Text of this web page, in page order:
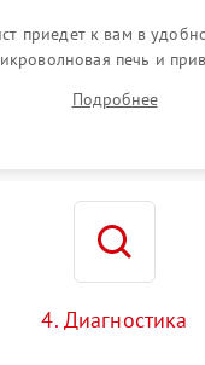
приедет к вам в
печь и
Подробнее
4. Диагностика